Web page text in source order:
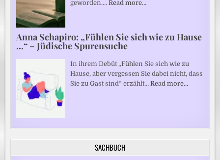
geworden.…Read more…
Anna Schapiro: „Fühlen Sie sich wie zu Hause
…“ – Jüdische Spurensuche
In ihrem Debüt „Fühlen Sie sich wie zu
Hause, aber vergessen Sie dabei nicht, dass
Sie zu Gast sind“ erzählt…Read more…
SACHBUCH